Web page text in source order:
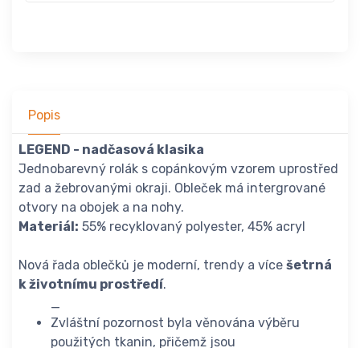
Popis
LEGEND - nadčasová klasika
Jednobarevný rolák s copánkovým vzorem uprostřed
zad a žebrovanými okraji. Obleček má intergrované
otvory na obojek a na nohy.
Materiál: 55% recyklovaný polyester, 45% acryl
Nová řada oblečků je moderní, trendy a více šetrná
k životnímu prostředí.
_
Zvláštní pozornost byla věnována výběru
použitých tkanin, přičemž jsou